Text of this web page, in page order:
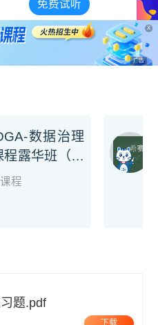
X
广告
数据治理
露华班（考
程
题.pdf